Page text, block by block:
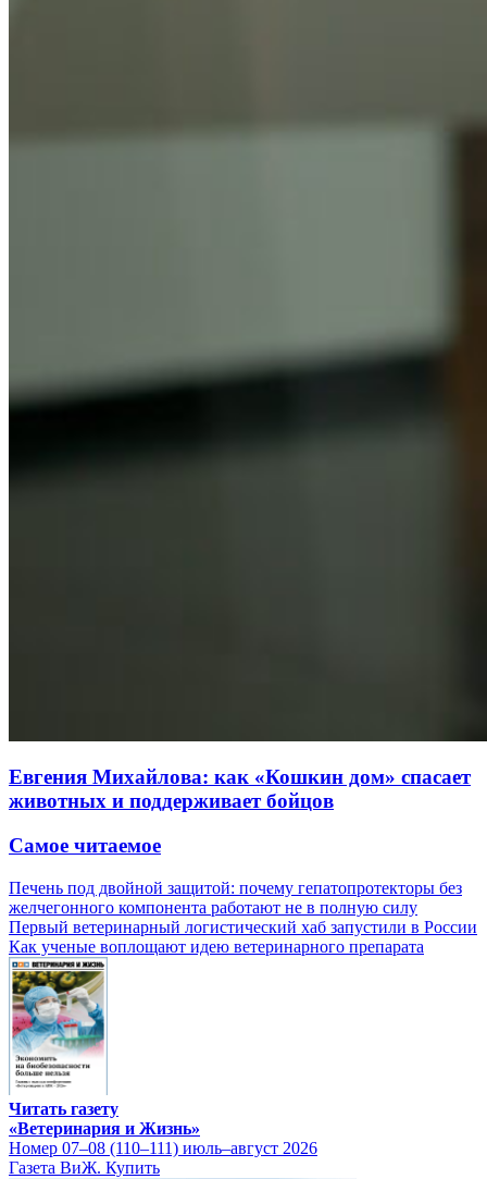
Евгения Михайлова: как «Кошкин дом» спасает
животных и поддерживает бойцов
Самое читаемое
Печень под двойной защитой: почему гепатопротекторы без
желчегонного компонента работают не в полную силу
Первый ветеринарный логистический хаб запустили в России
Как ученые воплощают идею ветеринарного препарата
Читать газету
«Ветеринария и Жизнь»
Номер 07–08 (110–111) июль–август 2026
Газета ВиЖ. Купить